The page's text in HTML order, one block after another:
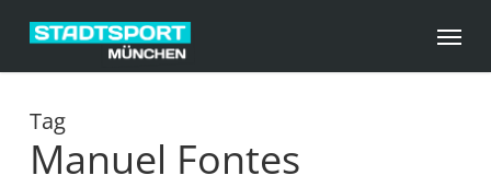
main
Menu
Tag
Manuel Fontes